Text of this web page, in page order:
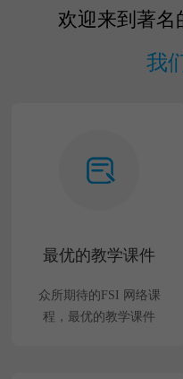
欢迎来到著名
我
最优的教学课件
众所期待的FSI 网络课
程，最优的教学课件